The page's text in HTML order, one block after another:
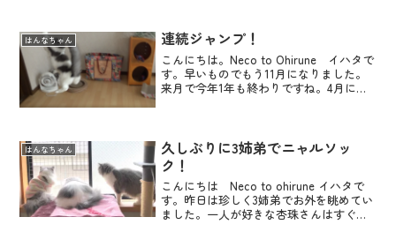
はんなちゃん 連続ジャンプ！
こんにちは。Neco to Ohirune イハタで
す。早いものでもう11月になりました。
来月で今年1年も終わりですね。4月に生
と...
はんなちゃん
久しぶりに3姉弟でニャルソッ
ク！
こんにちは Neco to ohirune イハタで
す。昨日は珍しく3姉弟でお外を眺めてい
ました。一人が好きな杏珠さんはすぐに